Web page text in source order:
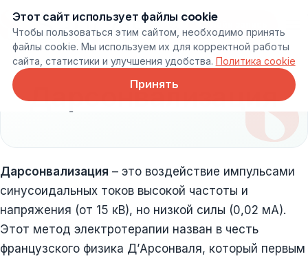
Онлайн запись
Дарсонвализация
Дарсонвализация – это воздействие импульсами
синусоидальных токов высокой частоты и
напряжения (от 15 кВ), но низкой силы (0,02 мА).
Этот метод электротерапии назван в честь
французского физика Д’Арсонваля, который первым
Этот сайт использует файлы cookie
Чтобы пользоваться этим сайтом, необходимо принять
файлы cookie. Мы используем их для корректной работы
сайта, статистики и улучшения удобства. Политика cookie
Принять